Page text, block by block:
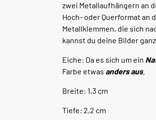
zwei Metallaufhängern an
Hoch- oder Querformat an
Metallklemmen, die sich
kannst du deine Bilder
Eiche: Da es sich um ein
Farbe etwas anders aus.
Breite: 1,3 cm
Tiefe: 2,2 cm